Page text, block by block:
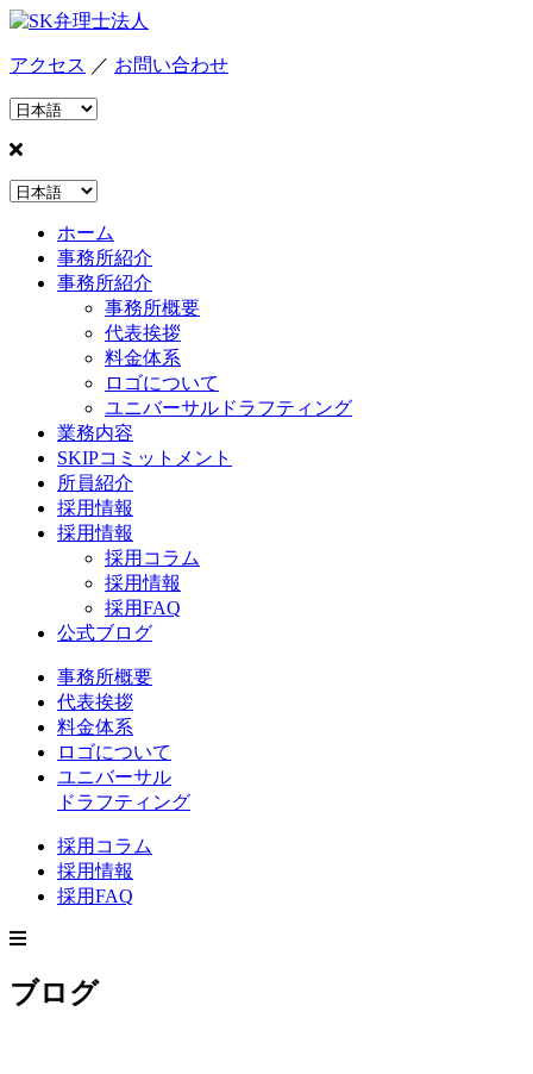
アクセス ／ お問い合わせ
ホーム
事務所紹介
事務所紹介
事務所概要
代表挨拶
料金体系
ロゴについて
ユニバーサルドラフティング
業務内容
SKIPコミットメント
所員紹介
採用情報
採用情報
採用コラム
採用情報
採用FAQ
公式ブログ
事務所概要
代表挨拶
料金体系
ロゴについて
ユニバーサル
ドラフティング
採用コラム
採用情報
採用FAQ
ブログ